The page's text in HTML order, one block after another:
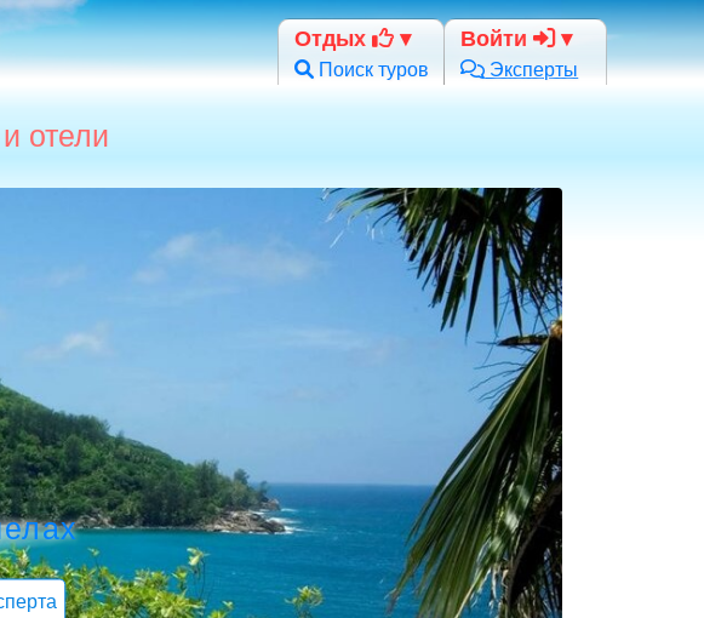
Отдых
Поиск туров
Войти
Эксперты
отели